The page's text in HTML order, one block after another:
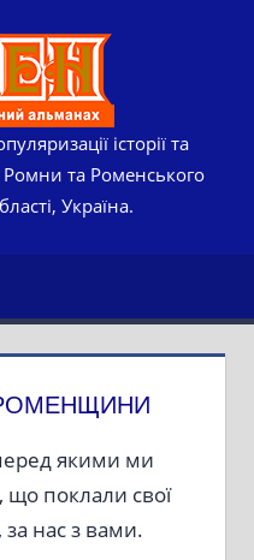
історії та
Ромни та Роменського
Україна.
якими ми
що поклали свої
за нас з вами.